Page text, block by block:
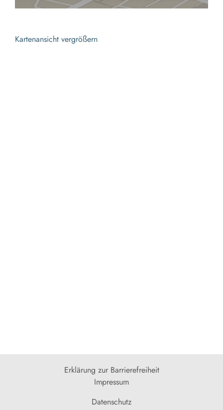
Kartenansicht vergrößern
Erklärung zur Barrierefreiheit
Impressum
Datenschutz